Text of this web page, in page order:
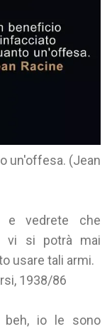
un'offesa. (Jean
e vedrete che
vi si potrà mai
usare tali armi.
1938/86
beh, io le sono